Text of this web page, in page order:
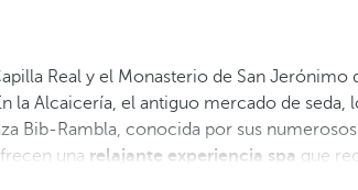
Real y el Monasterio de San
la Alcaicería, el antiguo mercado de
Bib-Rambla, conocida por sus
una relajante experiencia spa que